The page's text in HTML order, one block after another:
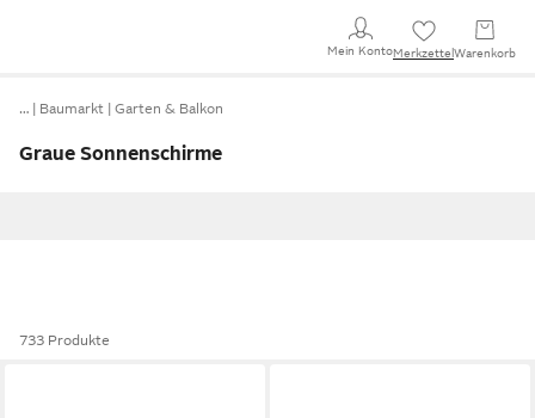
Mein KontoMerkzettel Warenkorb
… Baumarkt Garten & Balkon
Graue Sonnenschirme
733 Produkte